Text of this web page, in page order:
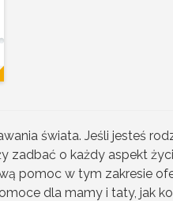
świata. Jeśli jesteś
zadbać o każdy aspekt
pomoc w tym zakresie
dla mamy i taty, jak